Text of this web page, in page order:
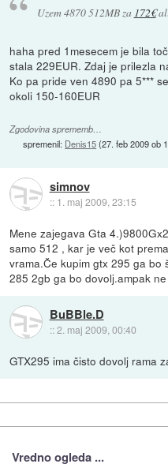
Uzem 4870 512MB za 172€
haha pred 1mesecem je bila
stala 229EUR. Zdaj je prilezla
Ko pa pride ven 4890 pa 5***
okoli 150-160EUR
Zgodovina sprememb…
spremenil: Denis15(27. feb 2009 ob
simnov
:: 1. maj 2009, 23:15
Mene zajegava Gta
samo 512 , kar je več kot
vrama.Če kupim gtx 295 ga bo
285 2gb ga bo dovolj.ampak
BuBBle.D
::2. maj 2009, 00:40
GTX295 ima čisto dovolj rama
Vredno ogleda ...